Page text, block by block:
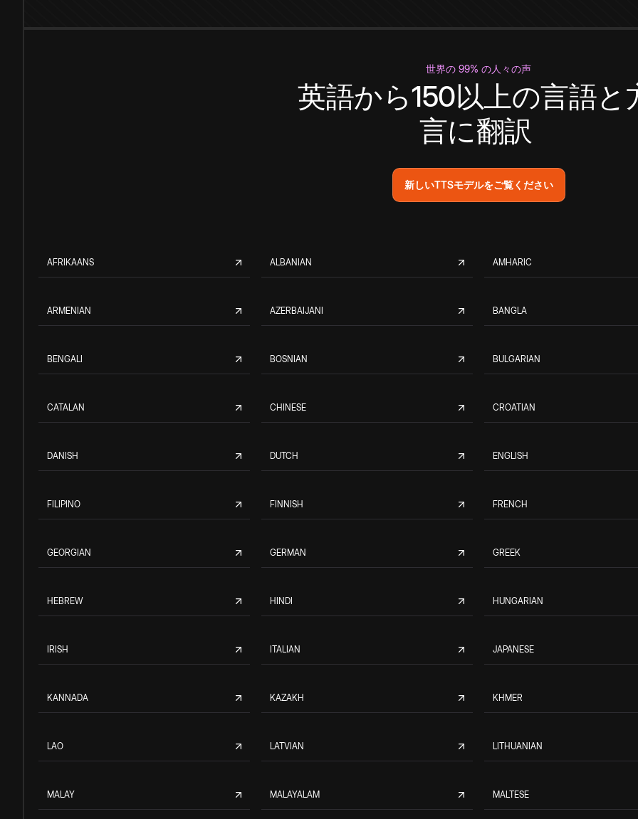
世界の 99% の人々の声
英語から150以上の言語と
言に翻訳
新しいTTSモデルをご覧ください
AFRIKAANS ALBANIAN AMHARIC
ARMENIAN AZERBAIJANI BANGLA
BENGALI BOSNIAN BULGARIAN
CATALAN CHINESE CROATIAN
DANISH DUTCH ENGLISH
FILIPINO FINNISH FRENCH
GEORGIAN GERMAN GREEK
HEBREW HINDI HUNGARIAN
IRISH ITALIAN JAPANESE
KANNADA KAZAKH KHMER
LAO LATVIAN LITHUANIAN
MALAY MALAYALAM MALTESE